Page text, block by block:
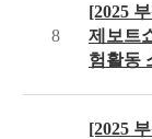
8
[2025
제보트
험활동
[2025